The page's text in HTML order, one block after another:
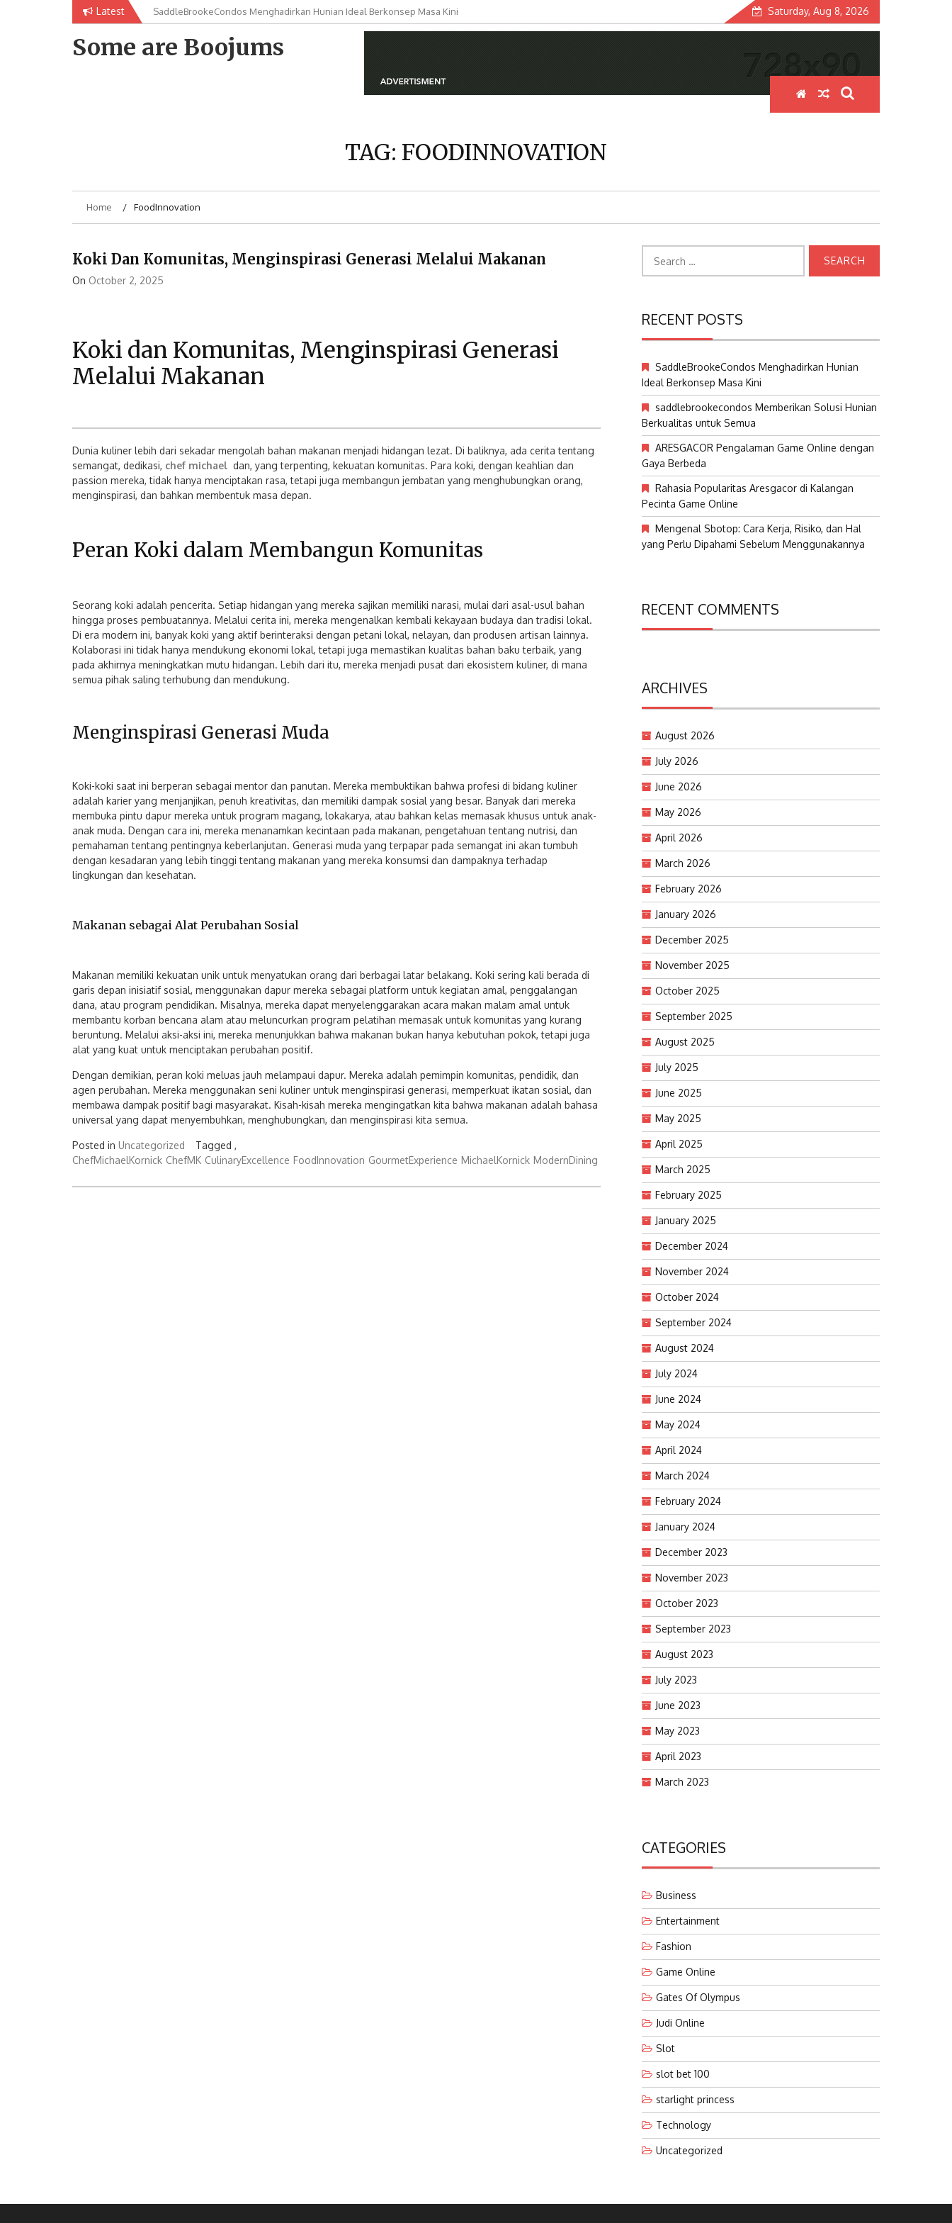
Latest SaddleBrookeCondos Menghadirkan Hunian Ideal Berkonsep Masa Kini
saddlebrookecondos Memberikan Solusi Hunian Berkualitas untuk
Semua
Saturday, Aug 8, 2026
Some are Boojums
TAG: FOODINNOVATION
Home FoodInnovation
Koki Dan Komunitas, Menginspirasi Generasi Melalui Makanan
On October 2, 2025
Koki dan Komunitas, Menginspirasi Generasi
Melalui Makanan
Dunia kuliner lebih dari sekadar mengolah bahan makanan menjadi hidangan lezat. Di baliknya, ada cerita tentang
semangat, dedikasi, chef michael dan, yang terpenting, kekuatan komunitas. Para koki, dengan keahlian dan
passion mereka, tidak hanya menciptakan rasa, tetapi juga membangun jembatan yang menghubungkan orang,
menginspirasi, dan bahkan membentuk masa depan.
Peran Koki dalam Membangun Komunitas
Seorang koki adalah pencerita. Setiap hidangan yang mereka sajikan memiliki narasi, mulai dari asal-usul bahan
hingga proses pembuatannya. Melalui cerita ini, mereka mengenalkan kembali kekayaan budaya dan tradisi lokal.
Di era modern ini, banyak koki yang aktif berinteraksi dengan petani lokal, nelayan, dan produsen artisan lainnya.
Kolaborasi ini tidak hanya mendukung ekonomi lokal, tetapi juga memastikan kualitas bahan baku terbaik, yang
pada akhirnya meningkatkan mutu hidangan. Lebih dari itu, mereka menjadi pusat dari ekosistem kuliner, di mana
semua pihak saling terhubung dan mendukung.
Menginspirasi Generasi Muda
Koki-koki saat ini berperan sebagai mentor dan panutan. Mereka membuktikan bahwa profesi di bidang kuliner
adalah karier yang menjanjikan, penuh kreativitas, dan memiliki dampak sosial yang besar. Banyak dari mereka
membuka pintu dapur mereka untuk program magang, lokakarya, atau bahkan kelas memasak khusus untuk anak-
anak muda. Dengan cara ini, mereka menanamkan kecintaan pada makanan, pengetahuan tentang nutrisi, dan
pemahaman tentang pentingnya keberlanjutan. Generasi muda yang terpapar pada semangat ini akan tumbuh
dengan kesadaran yang lebih tinggi tentang makanan yang mereka konsumsi dan dampaknya terhadap
lingkungan dan kesehatan.
Makanan sebagai Alat Perubahan Sosial
Makanan memiliki kekuatan unik untuk menyatukan orang dari berbagai latar belakang. Koki sering kali berada di
garis depan inisiatif sosial, menggunakan dapur mereka sebagai platform untuk kegiatan amal, penggalangan
dana, atau program pendidikan. Misalnya, mereka dapat menyelenggarakan acara makan malam amal untuk
membantu korban bencana alam atau meluncurkan program pelatihan memasak untuk komunitas yang kurang
beruntung. Melalui aksi-aksi ini, mereka menunjukkan bahwa makanan bukan hanya kebutuhan pokok, tetapi juga
alat yang kuat untuk menciptakan perubahan positif.
Dengan demikian, peran koki meluas jauh melampaui dapur. Mereka adalah pemimpin komunitas, pendidik, dan
agen perubahan. Mereka menggunakan seni kuliner untuk menginspirasi generasi, memperkuat ikatan sosial, dan
membawa dampak positif bagi masyarakat. Kisah-kisah mereka mengingatkan kita bahwa makanan adalah bahasa
universal yang dapat menyembuhkan, menghubungkan, dan menginspirasi kita semua.
Posted in Uncategorized
Tagged ,
ChefMichaelKornick ChefMK CulinaryExcellence FoodInnovation GourmetExperience MichaelKornick ModernDining
for:
RECENT POSTS
SaddleBrookeCondos Menghadirkan Hunian
Ideal Berkonsep Masa Kini
saddlebrookecondos Memberikan Solusi Hunian
Berkualitas untuk Semua
ARESGACOR Pengalaman Game Online dengan
Gaya Berbeda
Rahasia Popularitas Aresgacor di Kalangan
Pecinta Game Online
Mengenal Sbotop: Cara Kerja, Risiko, dan Hal
yang Perlu Dipahami Sebelum Menggunakannya
RECENT COMMENTS
ARCHIVES
August 2026
July 2026
June 2026
May 2026
April 2026
March 2026
February 2026
January 2026
December 2025
November 2025
October 2025
September 2025
August 2025
July 2025
June 2025
May 2025
April 2025
March 2025
February 2025
January 2025
December 2024
November 2024
October 2024
September 2024
August 2024
July 2024
June 2024
May 2024
April 2024
March 2024
February 2024
January 2024
December 2023
November 2023
October 2023
September 2023
August 2023
July 2023
June 2023
May 2023
April 2023
March 2023
CATEGORIES
Business
Entertainment
Fashion
Game Online
Gates Of Olympus
Judi Online
Slot
slot bet 100
starlight princess
Technology
Uncategorized